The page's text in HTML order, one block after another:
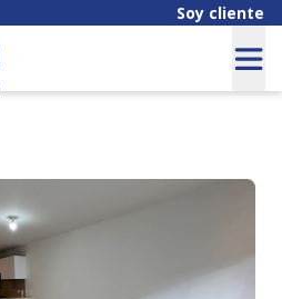
Soy cliente